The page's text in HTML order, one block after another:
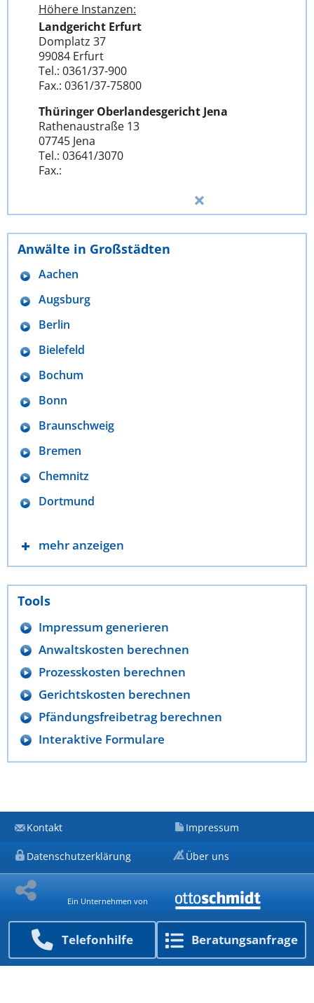
Telefon­hilfe Beratungs­anfrage
Höhere Instanzen:
Landgericht Erfurt
Domplatz 37
99084 Erfurt
Tel.: 0361/37-900
Fax.: 0361/37-75800
Thüringer Oberlandesgericht Jena
Rathenaustraße 13
07745 Jena
Tel.: 03641/3070
Fax.:
Anwälte in Großstädten
Aachen
Augsburg
Berlin
Bielefeld
Bochum
Bonn
Braunschweig
Bremen
Chemnitz
Dortmund
mehr anzeigen
Tools
Impressum generieren
Anwaltskosten berechnen
Prozesskosten berechnen
Gerichtskosten berechnen
Pfändungsfreibetrag berechnen
Interaktive Formulare
Kontakt Impressum
Datenschutzerklärung Über uns
Ein Unternehmen von